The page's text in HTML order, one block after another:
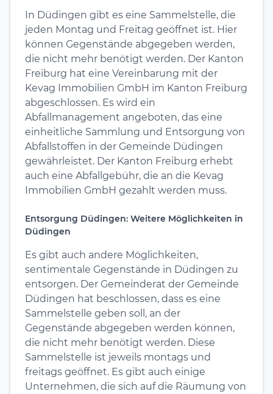
In Düdingen gibt es eine Sammelstelle, die
jeden Montag und Freitag geöffnet ist. Hier
können Gegenstände abgegeben werden,
die nicht mehr benötigt werden. Der Kanton
Freiburg hat eine Vereinbarung mit der
Kevag Immobilien GmbH im Kanton Freiburg
abgeschlossen. Es wird ein
Abfallmanagement angeboten, das eine
einheitliche Sammlung und Entsorgung von
Abfallstoffen in der Gemeinde Düdingen
gewährleistet. Der Kanton Freiburg erhebt
auch eine Abfallgebühr, die an die Kevag
Immobilien GmbH gezahlt werden muss.
Entsorgung Düdingen: Weitere Möglichkeiten in
Düdingen
Es gibt auch andere Möglichkeiten,
sentimentale Gegenstände in Düdingen zu
entsorgen. Der Gemeinderat der Gemeinde
Düdingen hat beschlossen, dass es eine
Sammelstelle geben soll, an der
Gegenstände abgegeben werden können,
die nicht mehr benötigt werden. Diese
Sammelstelle ist jeweils montags und
freitags geöffnet. Es gibt auch einige
Unternehmen, die sich auf die Räumung von